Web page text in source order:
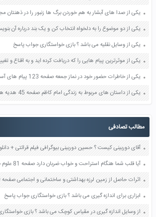
یکی از وسایل نقلیه می باشد ؟ بازی خواستگاری جواب پاسخ
یکی از خاطرات حضور خود در نماز جمعه صفحه 123 پیام های آسمان هفتم
یکی از داستان های مربوط به زندگی امام کاظم صفحه 45 هدیه های آسمان چهارم
مطالب تصادفی
آقای دوربینی کیست ؟ حسین دوربینی بیوگرافی فیلم قرائتی +
آیا قلب شما هنگام استراحت و خواب ضربان دارد صفحه 81 علوم چهارم
اثرات حاصل از زمین لرزه بهداشتی و ساختمانی و اجتماعی صفحه 40 علوم ششم
ابزاری برای اندازه گیری می باشد ؟ بازی خواستگاری جواب پاسخ
از وسایل اندازه گیری در مقیاس کوچک می باشد ؟ بازی